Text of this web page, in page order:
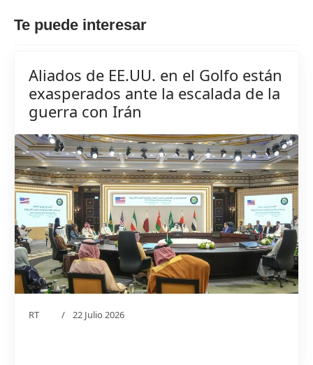
Te puede interesar
Aliados de EE.UU. en el Golfo están
exasperados ante la escalada de la
guerra con Irán
RT 22 Julio 2026